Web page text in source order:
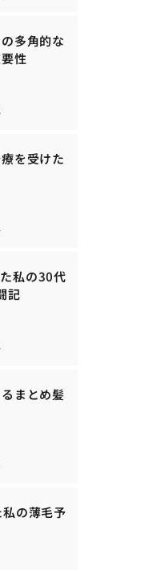
多角的な
性
を受けた
私の30代
記
まとめ髪
の薄毛予